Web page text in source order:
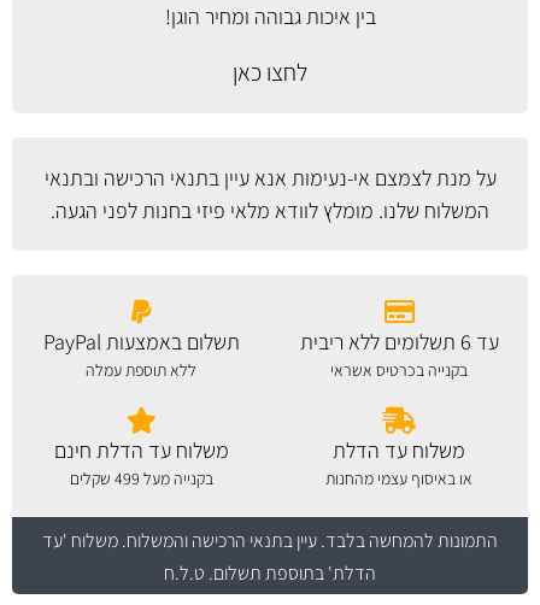
בין איכות גבוהה ומחיר הוגן!
לחצו כאן
על מנת לצמצם אי-נעימות אנא עייןבתנאי הרכישה ובתנאי
המשלוח שלנו. מומלץ לוודא מלאי פיזי בחנות לפני הגעה.
עד 6 תשלומים ללא ריבית
בקנייה בכרטיס אשראי
תשלום באמצעות PayPal
ללא תוספת עמלה
משלוח עד הדלת
או באיסוף עצמי מהחנות
משלוח עד הדלת חינם
בקנייה מעל 499 שקלים
התמונות להמחשה בלבד.עיין בתנאי הרכישה והמשלוח. משלוח 'עד
הדלת' בתוספת תשלום. ט.ל.ח